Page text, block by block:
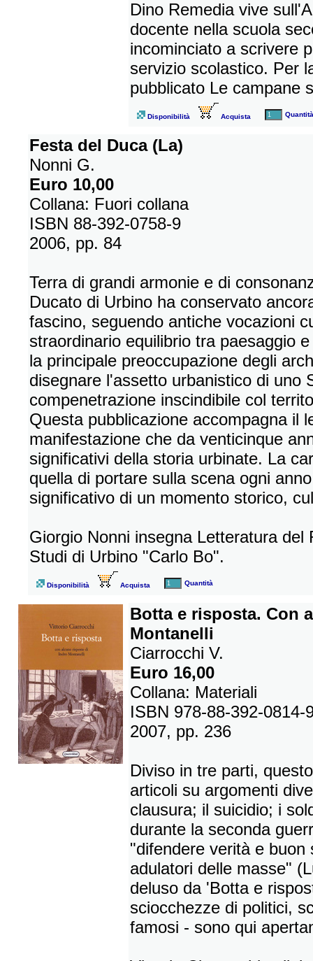
Dino Remedia vive
docente nella scuola
incominciato a scrivere
servizio scolastico. Per
pubblicato Le campane
Disponibilità Acquista Quantità
Festa del Duca (La)
Nonni G.
Euro 10,00
Collana: Fuori collana
ISBN 88-392-0758-9
2006, pp. 84
Terra di grandi armonie e di
Ducato di Urbino ha conservato
fascino, seguendo antiche vocazioni
straordinario equilibrio tra paesaggio
la principale preoccupazione degli
disegnare l'assetto urbanistico di uno
compenetrazione inscindibile col
Questa pubblicazione accompagna il
manifestazione che da venticinque
significativi della storia urbinate. La
quella di portare sulla scena ogni
significativo di un momento storico,
Giorgio Nonni insegna Letteratura
Studi di Urbino "Carlo Bo".
Disponibilità Acquista Quantità
Botta e risposta. Con
Montanelli
Ciarrocchi V.
Euro 16,00
Collana: Materiali
ISBN 978-88-392-0814-
2007, pp. 236
Diviso in tre parti,
articoli su argomenti
clausura; il suicidio; i
durante la seconda
"difendere verità e
adulatori delle masse"
deluso da 'Botta e
sciocchezze di politici,
famosi - sono qui